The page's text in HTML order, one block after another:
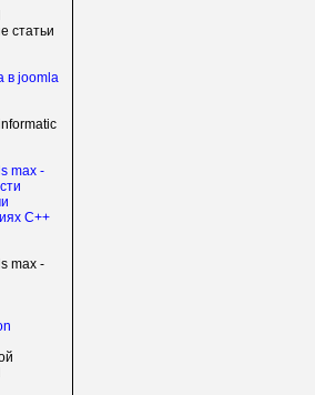
статьи
в joomla
max -
C++
max -